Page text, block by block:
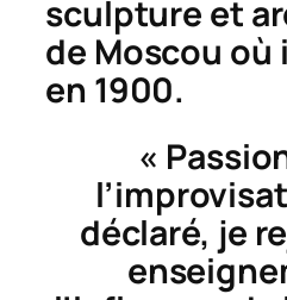
sculpture et
de Moscou
en 1900.
«
déclaré, je